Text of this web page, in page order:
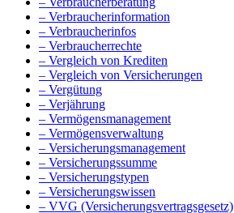
– Verbraucherinformation
– Verbraucherinfos
– Verbraucherrechte
– Vergleich von Krediten
– Vergleich von Versicherungen
– Vergütung
– Verjährung
– Vermögensmanagement
– Vermögensverwaltung
– Versicherungsmanagement
– Versicherungssumme
– Versicherungstypen
– Versicherungswissen
– VVG (Versicherungsvertragsgesetz)